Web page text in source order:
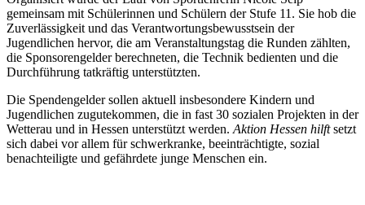
gemeinsam mit Schülerinnen und Schülern der Stufe 11. Sie hob die
Zuverlässigkeit und das Verantwortungsbewusstsein der
Jugendlichen hervor, die am Veranstaltungstag die Runden zählten,
die Sponsorengelder berechneten, die Technik bedienten und die
Durchführung tatkräftig unterstützten.
Die Spendengelder sollen aktuell insbesondere Kindern und
Jugendlichen zugutekommen, die in fast 30 sozialen Projekten in der
Wetterau und in Hessen unterstützt werden. Aktion Hessen hilftsetzt
sich dabei vor allem für schwerkranke, beeinträchtigte, sozial
benachteiligte und gefährdete junge Menschen ein.